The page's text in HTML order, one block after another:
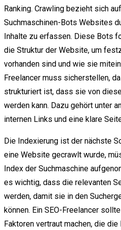
Ranking. Crawling bezieht sich
Suchmaschinen-Bots Websites
Inhalte zu erfassen. Diese Bots
die Struktur der Website, um
vorhanden sind und wie sie
Freelancer muss sicherstellen,
strukturiert ist, dass sie von
werden kann. Dazu gehört unter
internen Links und eine klare
Die Indexierung ist der nächste
eine Website gecrawlt wurde,
Index der Suchmaschine
es wichtig, dass die relevanten
werden, damit sie in den
können. Ein SEO-Freelancer
Faktoren vertraut machen, die